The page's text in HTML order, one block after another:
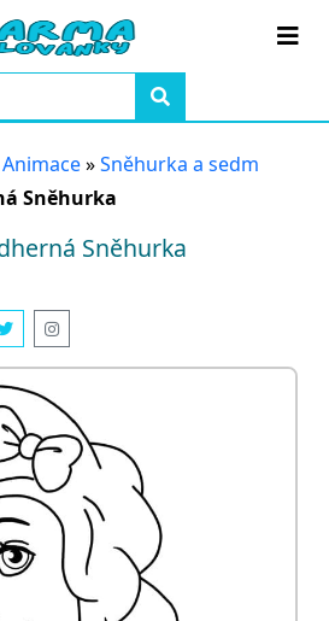
Animace»Sněhurka a sedm
Sněhurka
Sněhurka